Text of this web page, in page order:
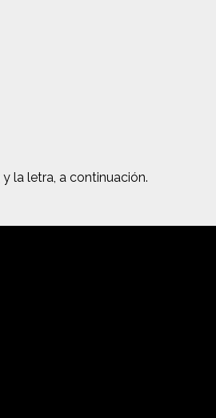
y la letra, a continuación.